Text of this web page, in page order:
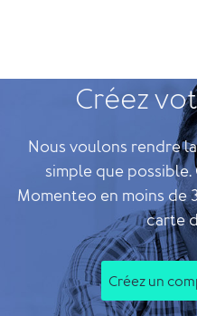
Créez
Nous voulons rendre
simple que
Momenteo en moins de
carte
Créez un